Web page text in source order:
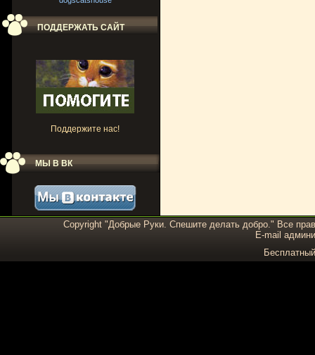
ПОДДЕРЖАТЬ САЙТ
Поддержите нас!
МЫ В ВК
Copyright "Добрые Руки. Спешите делать добро." Все
E-mail